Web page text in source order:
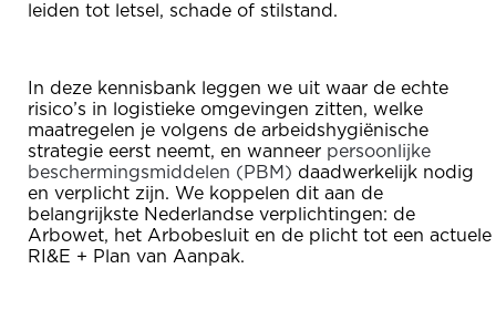
leiden tot letsel, schade of stilstand.
In deze kennisbank leggen we uit waar de echte
risico’s in logistieke omgevingen zitten, welke
maatregelen je volgens de arbeidshygiënische
strategie eerst neemt, en wanneer persoonlijke
beschermingsmiddelen (PBM) daadwerkelijk nodig
en verplicht zijn. We koppelen dit aan de
belangrijkste Nederlandse verplichtingen: de
Arbowet, het Arbobesluit en de plicht tot een actuele
RI&E + Plan van Aanpak.